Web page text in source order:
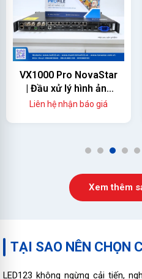
VX1000 Pro NovaStar
| Đầu xử lý hình ảnh
màn hình led
Liên hệ nhận báo giá
1 2 3 4 5
Xem thêm
TẠI SAO NÊN CHỌN
LED123 không ngừng cải tiến,